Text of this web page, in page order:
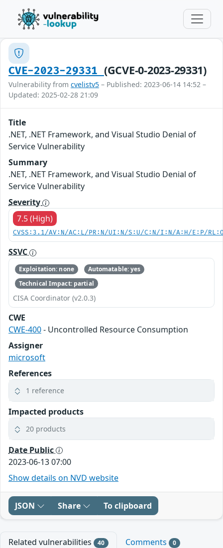
CVE-2023-29331 (GCVE-0-2023-29331)
Vulnerability from cvelistv5 – Published: 2023-06-14 14:52 –
Updated: 2025-02-28 21:09
Title
.NET, .NET Framework, and Visual Studio Denial of
Service Vulnerability
Summary
.NET, .NET Framework, and Visual Studio Denial of
Service Vulnerability
Severity
7.5 (High)
CVSS:3.1/AV:N/AC:L/PR:N/UI:N/S:U/C:N/I:N/A:H/E:P/
SSVC
Exploitation: none
Automatable: yes
Technical Impact: partial
CISA Coordinator (v2.0.3)
CWE
CWE-400- Uncontrolled Resource Consumption
Assigner
microsoft
References
1 reference
Impacted products
20 products
Date Public
2023-06-13 07:00
Show details on NVD website
JSON Share To clipboard
Related vulnerabilities 40 Comments 0